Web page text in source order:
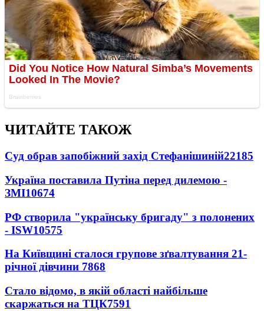
ЧИТАЙТЕ ТАКОЖ
Суд обрав запобіжний захід Стефанішиній22185
Україна поставила Путіна перед дилемою -
ЗМІ10674
РФ створила "українську бригаду" з полонених
- ISW10575
На Київщині сталося групове зґвалтування 21-
річної дівчини 7868
Стало відомо, в якій області найбільше
скаржаться на ТЦК7591